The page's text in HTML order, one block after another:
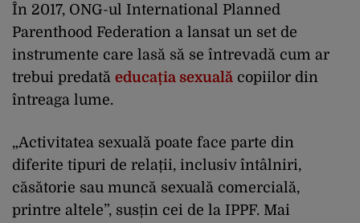
În 2017, ONG-ul International Planned
Parenthood Federation a lansat un set de
instrumente care lasă să se întrevadă cum ar
trebui predată educația sexuală copiilor din
întreaga lume.
„Activitatea sexuală poate face parte din
diferite tipuri de relații, inclusiv întâlniri,
căsătorie sau muncă sexuală comercială,
printre altele”, susțin cei de la IPPF. Mai